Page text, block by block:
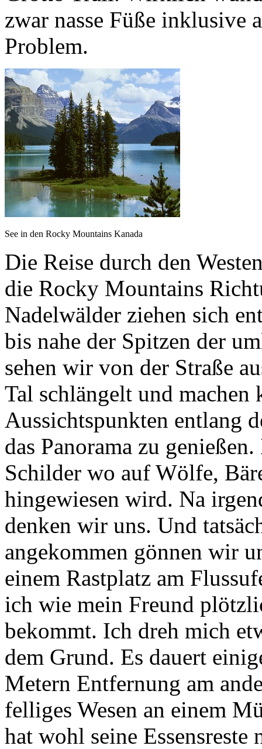
zwar nasse Füße inklusive
Problem.
See in den Rocky Mountains Kanada
Die Reise durch den
die Rocky Mountains
Nadelwälder ziehen sich
bis nahe der Spitzen der
sehen wir von der Straße
Tal schlängelt und machen
Aussichtspunkten entlang
das Panorama zu
Schilder wo auf Wölfe,
hingewiesen wird. Na
denken wir uns. Und
angekommen gönnen wir
einem Rastplatz am
ich wie mein Freund
bekommt. Ich dreh mich
dem Grund. Es dauert
Metern Entfernung am
felliges Wesen an einem
hat wohl seine